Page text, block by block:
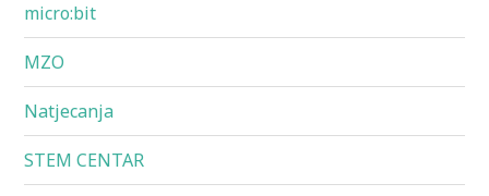
micro:bit
MZO
Natjecanja
STEM CENTAR